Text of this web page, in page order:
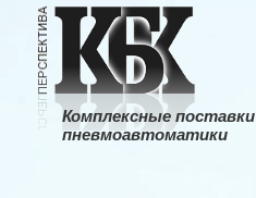
Комплексные поставки
пневмоавтоматики